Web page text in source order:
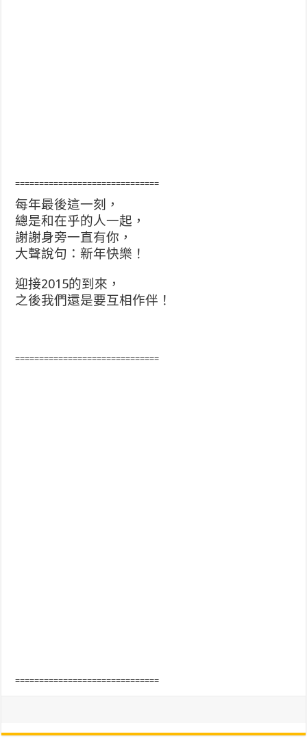
==============================
每年最後這一刻，
總是和在乎的人一起，
謝謝身旁一直有你，
大聲說句：新年快樂！
迎接2015的到來，
之後我們還是要互相作伴！
==============================
==============================